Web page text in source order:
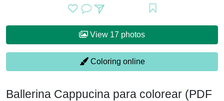
View 17 photos
Coloring online
Ballerina Cappucina para colorear (PDF